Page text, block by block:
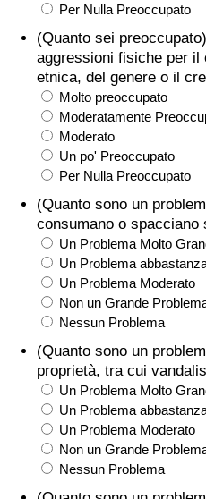
Per Nulla Preoccupato
(Quanto sei
aggressioni fisiche per il
etnica, del genere o il
Molto preoccupato
Moderatamente
Moderato
Un po' Preoccupato
Per Nulla Preoccupato
(Quanto sono un
consumano o
Un Problema Molto
Un Problema
Un Problema Moderato
Non un Grande
Nessun Problema
(Quanto sono un
proprietà, tra cui
Un Problema Molto
Un Problema
Un Problema Moderato
Non un Grande
Nessun Problema